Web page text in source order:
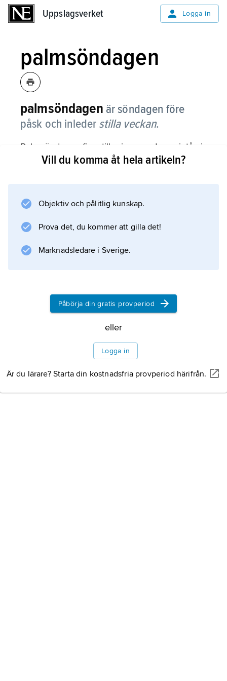
Uppslagsverket Logga in
palmsöndagen
palmsöndagen är söndagen före
påsk och inleder stilla veckan.
Palmsöndagen firas till minne av Jesus intåg i
Jerusalem. Enligt Johannesevangeliet i Bibeln
Vill du komma åt hela artikeln?
Objektiv och pålitlig kunskap.
Prova det, du kommer att gilla det!
Marknadsledare i Sverige.
Påbörja din gratis provperiod
eller
Logga in
Är du lärare? Starta din kostnadsfria provperiod härifrån.